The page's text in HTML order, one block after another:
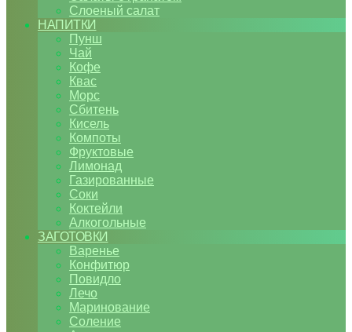
Слоеный салат
НАПИТКИ
Пунш
Чай
Кофе
Квас
Морс
Сбитень
Кисель
Компоты
Фруктовые
Лимонад
Газированные
Соки
Коктейли
Алкогольные
ЗАГОТОВКИ
Варенье
Конфитюр
Повидло
Лечо
Маринование
Соление